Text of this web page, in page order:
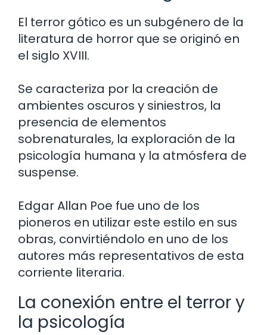
El terror gótico es un subgénero de la
literatura de horror que se originó en
el siglo XVIII.
Se caracteriza por la creación de
ambientes oscuros y siniestros, la
presencia de elementos
sobrenaturales, la exploración de la
psicología humana y la atmósfera de
suspense.
Edgar Allan Poe fue uno de los
pioneros en utilizar este estilo en sus
obras, convirtiéndolo en uno de los
autores más representativos de esta
corriente literaria.
La conexión entre el terror y
la psicología